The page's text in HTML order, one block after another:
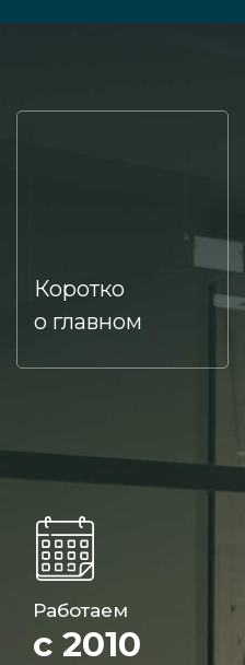
Коротко
о главном
Работаем
с 2010